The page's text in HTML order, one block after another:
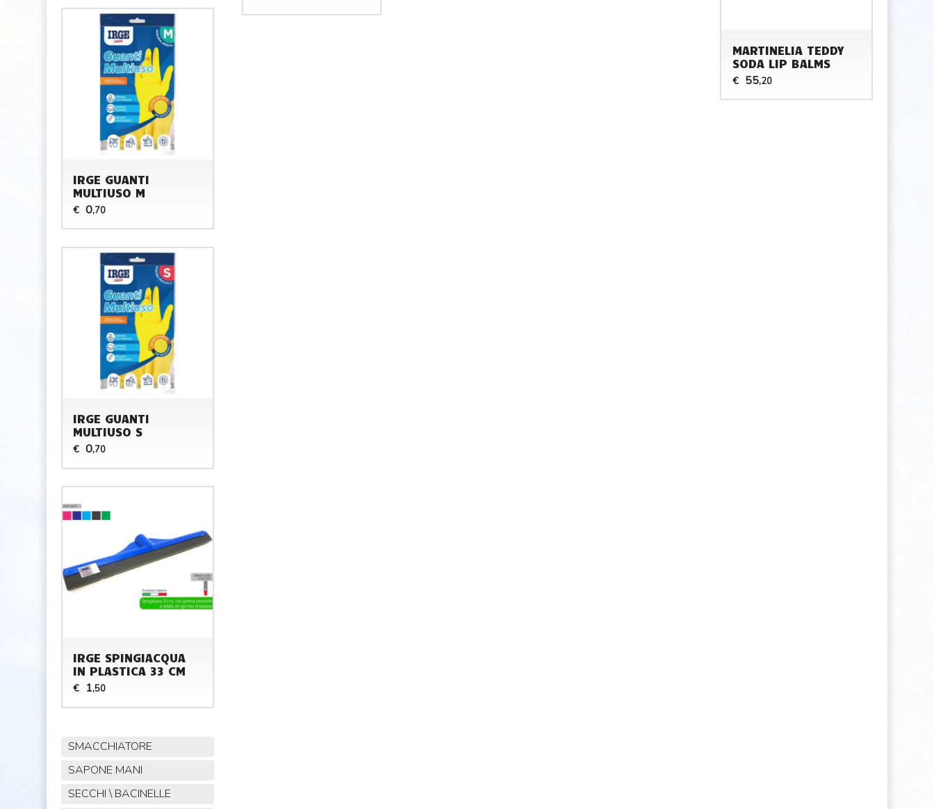
IRGE GUANTI
MULTIUSO M
€ 0,70
IRGE GUANTI
MULTIUSO S
€ 0,70
IRGE SPINGIACQUA
IN PLASTICA 33 CM
€ 1,50
SMACCHIATORE
SAPONE MANI
SECCHI \ BACINELLE
MARTINELIA TEDDY
SODA LIP BALMS
€ 55,20